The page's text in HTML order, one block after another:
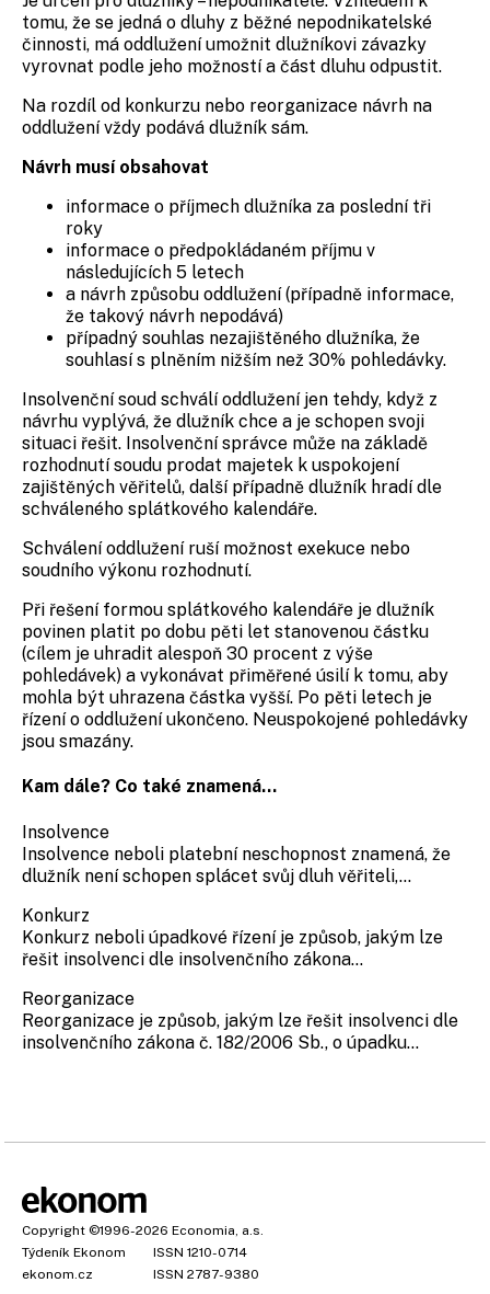
tomu, že se jedná o dluhy z běžné nepodnikatelské
činnosti, má oddlužení umožnit dlužníkovi závazky
vyrovnat podle jeho možností a část dluhu odpustit.
Na rozdíl od konkurzu nebo reorganizace návrh na
oddlužení vždy podává dlužník sám.
Návrh musí obsahovat
informace o příjmech dlužníka za poslední tři
roky
informace o předpokládaném příjmu v
následujících 5 letech
a návrh způsobu oddlužení (případně informace,
že takový návrh nepodává)
případný souhlas nezajištěného dlužníka, že
souhlasí s plněním nižším než 30% pohledávky.
Insolvenční soud schválí oddlužení jen tehdy, když z
návrhu vyplývá, že dlužník chce a je schopen svoji
situaci řešit. Insolvenční správce může na základě
rozhodnutí soudu prodat majetek k uspokojení
zajištěných věřitelů, další případně dlužník hradí dle
schváleného splátkového kalendáře.
Schválení oddlužení ruší možnost exekuce nebo
soudního výkonu rozhodnutí.
Při řešení formou splátkového kalendáře je dlužník
povinen platit po dobu pěti let stanovenou částku
(cílem je uhradit alespoň 30 procent z výše
pohledávek) a vykonávat přiměřené úsilí k tomu, aby
mohla být uhrazena částka vyšší. Po pěti letech je
řízení o oddlužení ukončeno. Neuspokojené pohledávky
jsou smazány.
Kam dále? Co také znamená...
Insolvence
Insolvence neboli platební neschopnost znamená, že
dlužník není schopen splácet svůj dluh věřiteli,...
Konkurz
Konkurz neboli úpadkové řízení je způsob, jakým lze
řešit insolvenci dle insolvenčního zákona...
Reorganizace
Reorganizace je způsob, jakým lze řešit insolvenci dle
insolvenčního zákona č. 182/2006 Sb., o úpadku...
Copyright ©1996-2026 Economia, a.s.
Týdeník Ekonom
ISSN 1210-0714
ekonom.cz
ISSN 2787-9380